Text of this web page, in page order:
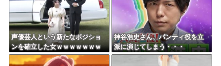
声優芸人という新たなポジショ
ンを確立した女ｗｗｗｗｗｗｗ
ｗｗｗｗｗｗｗｗｗｗｗ
神谷浩史さん、パンティ役を立
派に演じてしまう・・・